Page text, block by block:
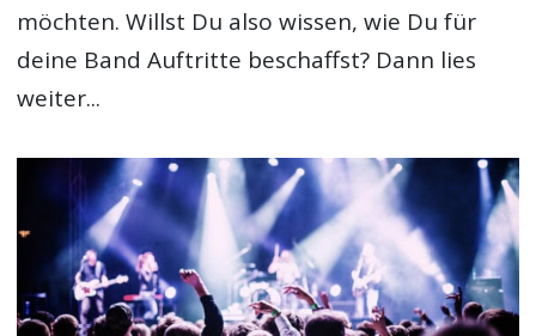
möchten. Willst Du also wissen, wie Du für
deine Band Auftritte beschaffst? Dann lies
weiter...